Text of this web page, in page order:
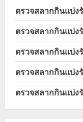
ตรวจสลากกินแบ่ง
ตรวจสลากกินแบ่ง
ตรวจสลากกินแบ่ง
ตรวจสลากกินแบ่ง
ตรวจสลากกินแบ่ง